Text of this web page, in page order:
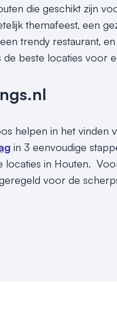
die geschikt zijn
themafeest, een
trendy restaurant,
beste locaties voor
helpen in het vinden
in 3 eenvoudige
locaties in Houten.
voor de